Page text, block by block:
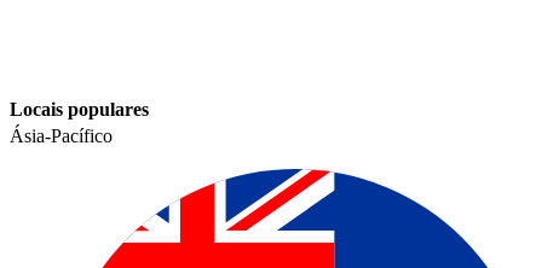
Locais populares​​
Ásia-Pacífico​​